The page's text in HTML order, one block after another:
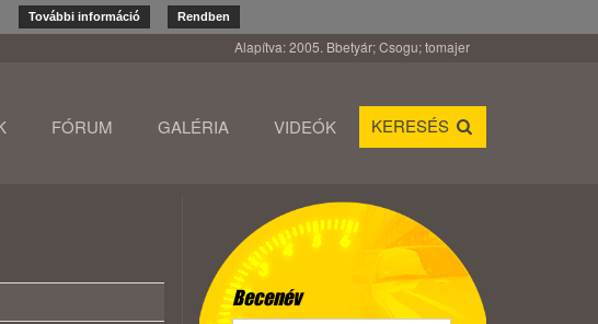
További információ Rendben
Alapítva: 2005. Bbetyár; Csogu; tomajer
FÓRUM GALÉRIA VIDEÓK KERESÉS
Becenév